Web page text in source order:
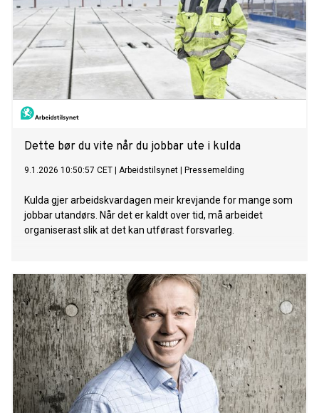
Dette bør du vite når du jobbar ute i kulda
9.1.2026 10:50:57 CET Arbeidstilsynet Pressemelding
Kulda gjer arbeidskvardagen meir krevjande for mange som
jobbar utandørs. Når det er kaldt over tid, må arbeidet
organiserast slik at det kan utførast forsvarleg.